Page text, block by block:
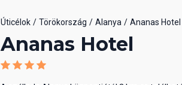
Úticélok Törökország Alanya Ananas Hotel
Ananas Hotel